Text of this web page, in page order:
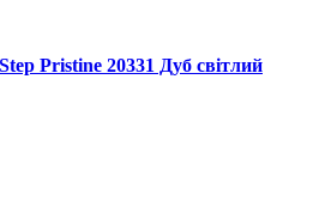
Pristine 20331 Дуб світлий